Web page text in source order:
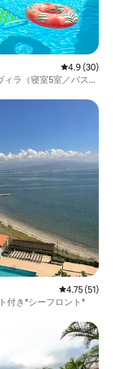
レビュー30
4.9 (30)
ラ（寝室5室／バスル
レビュー51
4.75 (51)
付き*シーフロント*